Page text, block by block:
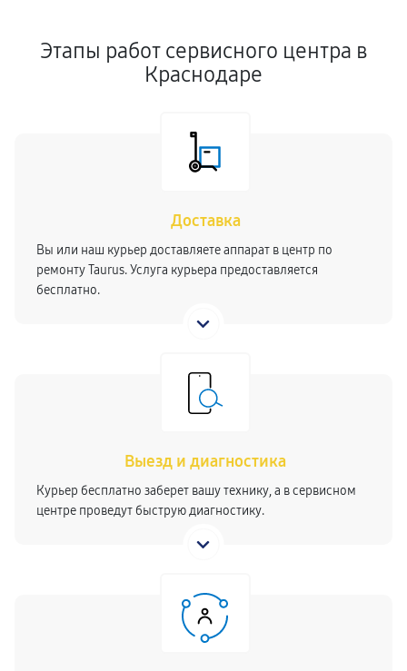
Этапы работ сервисного центра в
Краснодаре
Доставка
Вы или наш курьер доставляете аппарат в центр по
ремонту Taurus. Услуга курьера предоставляется
бесплатно.
Выезд и диагностика
Курьер бесплатно заберет вашу технику, а в сервисном
центре проведут быструю диагностику.